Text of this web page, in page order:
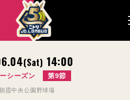
(Sat) 14:00
シーズン 第9節
霞中央公園野球場